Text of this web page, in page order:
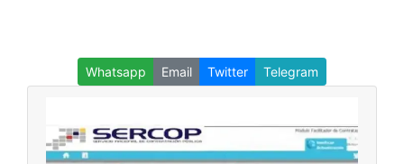
Whatsapp Email Twitter Telegram